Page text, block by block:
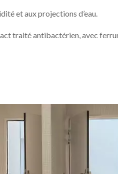
et aux projections d’eau.
traité antibactérien, avec